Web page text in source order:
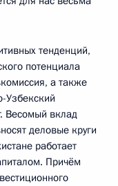
тенденций,
потенциала
а также
Узбекский
Весомый вклад
деловые круги
работает
Причём